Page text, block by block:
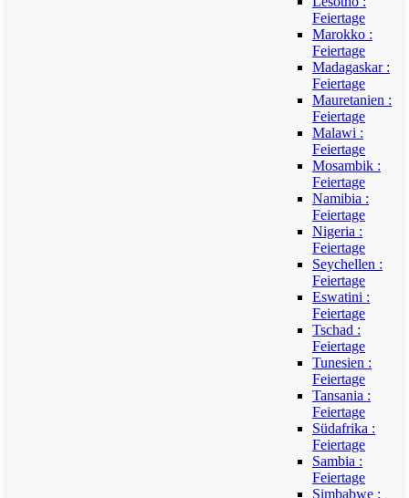
Feiertage
Marokko :
Feiertage
Madagaskar :
Feiertage
Mauretanien :
Feiertage
Malawi :
Feiertage
Mosambik :
Feiertage
Namibia :
Feiertage
Nigeria :
Feiertage
Seychellen :
Feiertage
Eswatini :
Feiertage
Tschad :
Feiertage
Tunesien :
Feiertage
Tansania :
Feiertage
Südafrika :
Feiertage
Sambia :
Feiertage
Simbabwe :